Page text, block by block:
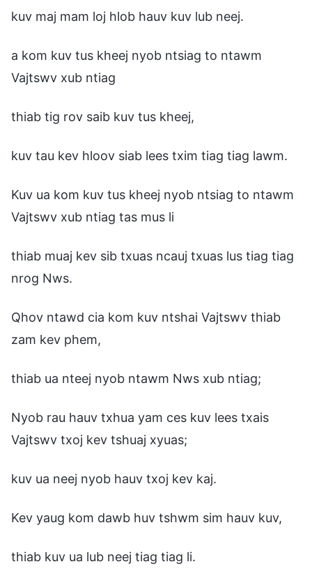
kuv maj mam loj hlob hauv kuv lub neej.
a kom kuv tus kheej nyob ntsiag to ntawm
Vajtswv xub ntiag
thiab tig rov saib kuv tus kheej,
kuv tau kev hloov siab lees txim tiag tiag lawm.
Kuv ua kom kuv tus kheej nyob ntsiag to ntawm
Vajtswv xub ntiag tas mus li
thiab muaj kev sib txuas ncauj txuas lus tiag tiag
nrog Nws.
Qhov ntawd cia kom kuv ntshai Vajtswv thiab
zam kev phem,
thiab ua nteej nyob ntawm Nws xub ntiag;
Nyob rau hauv txhua yam ces kuv lees txais
Vajtswv txoj kev tshuaj xyuas;
kuv ua neej nyob hauv txoj kev kaj.
Kev yaug kom dawb huv tshwm sim hauv kuv,
thiab kuv ua lub neej tiag tiag li.